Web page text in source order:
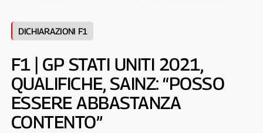
DICHIARAZIONI F1
F1 | GP STATI UNITI 2021,
QUALIFICHE, SAINZ: “POSSO
ESSERE ABBASTANZA
CONTENTO”